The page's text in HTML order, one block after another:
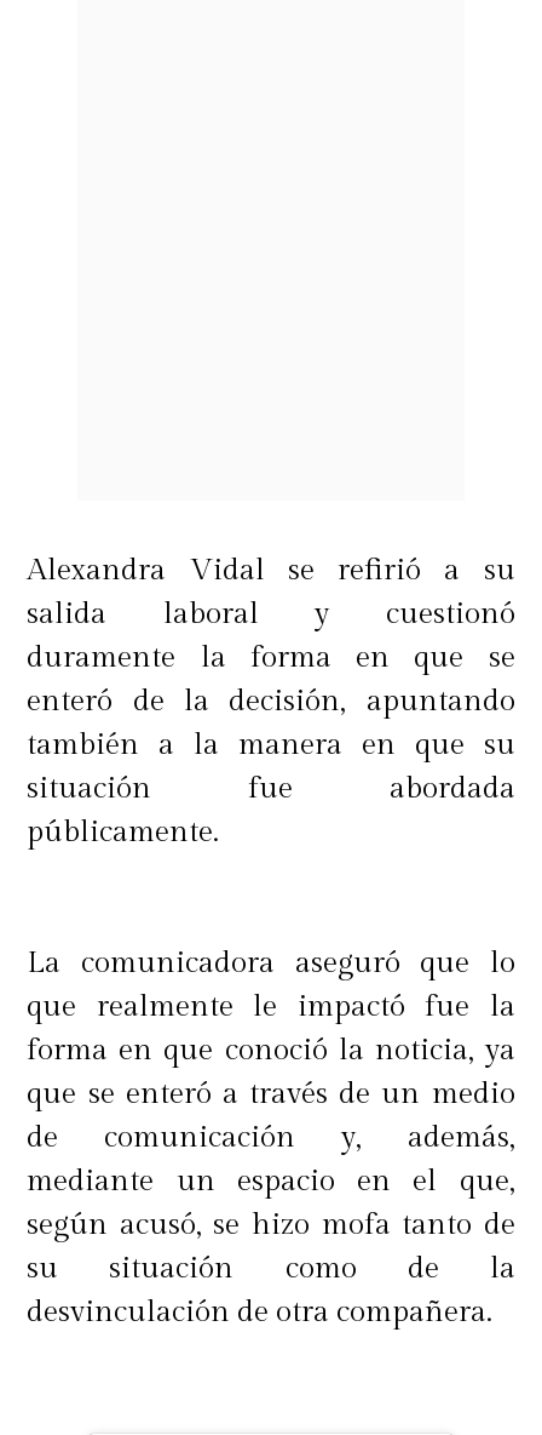
Alexandra Vidal se refirió a su
salida laboral y cuestionó
duramente la forma en que se
enteró de la decisión, apuntando
también a la manera en que su
situación fue abordada
públicamente.
La comunicadora aseguró que lo
que realmente le impactó fue la
forma en que conoció la noticia, ya
que se enteró a través de un medio
de comunicación y, además,
mediante un espacio en el que,
según acusó, se hizo mofa tanto de
su situación como de la
desvinculación de otra compañera.